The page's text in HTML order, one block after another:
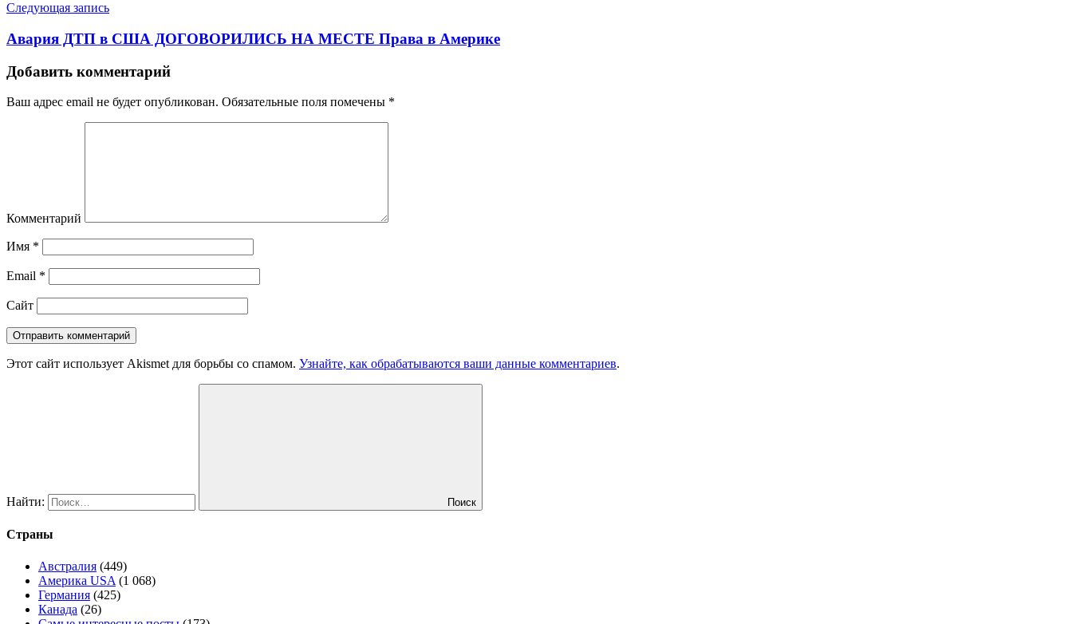
Следующая запись
Авария ДТП в США ДОГОВОРИЛИСЬ НА МЕСТЕ Права в Америке
Добавить комментарий
Ваш адрес email не будет опубликован. Обязательные поля помечены *
Комментарий
Имя *
Email *
Сайт
Этот сайт использует Akismet для борьбы со спамом. Узнайте, как обрабатываются ваши данные комментариев.
Найти: Поиск
Страны
Австралия (449)
Америка USA (1 068)
Германия (425)
Канада (26)